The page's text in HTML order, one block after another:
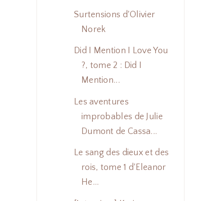
Surtensions d'Olivier
Norek
Did I Mention I Love You
?, tome 2 : Did I
Mention...
Les aventures
improbables de Julie
Dumont de Cassa...
Le sang des dieux et des
rois, tome 1 d'Eleanor
He...